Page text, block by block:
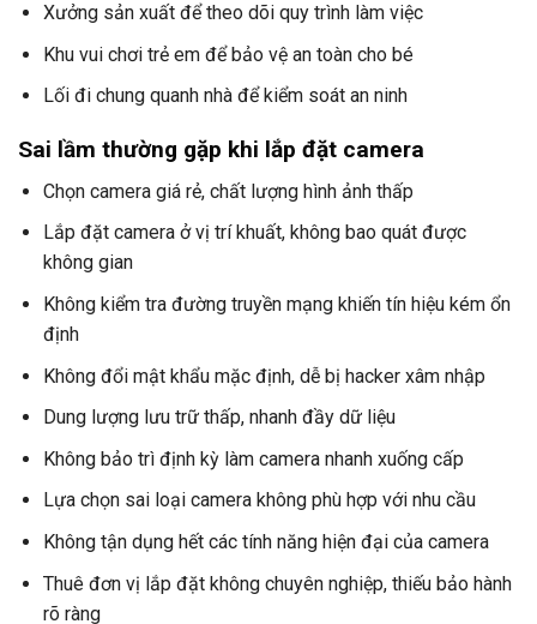
Xưởng sản xuất để theo dõi quy trình làm việc
Khu vui chơi trẻ em để bảo vệ an toàn cho bé
Lối đi chung quanh nhà để kiểm soát an ninh
Sai lầm thường gặp khi lắp đặt camera
Chọn camera giá rẻ, chất lượng hình ảnh thấp
Lắp đặt camera ở vị trí khuất, không bao quát được
không gian
Không kiểm tra đường truyền mạng khiến tín hiệu kém ổn
định
Không đổi mật khẩu mặc định, dễ bị hacker xâm nhập
Dung lượng lưu trữ thấp, nhanh đầy dữ liệu
Không bảo trì định kỳ làm camera nhanh xuống cấp
Lựa chọn sai loại camera không phù hợp với nhu cầu
Không tận dụng hết các tính năng hiện đại của camera
Thuê đơn vị lắp đặt không chuyên nghiệp, thiếu bảo hành
rõ ràng